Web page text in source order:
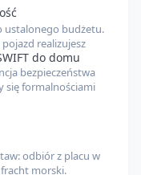
ustalonego budżetu.
realizujesz
do domu
bezpieczeństwa
się formalnościami
odbiór z placu w
fracht morski.